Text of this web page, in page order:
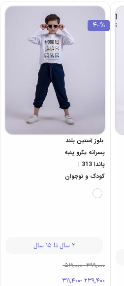
40%
بلوز آستین بلند
پسرانه یکرو پنبه
پاندا 313 |
کودک و نوجوان
2 سال تا 15 سال
399,000
-
519,000
239,400
-
311,400